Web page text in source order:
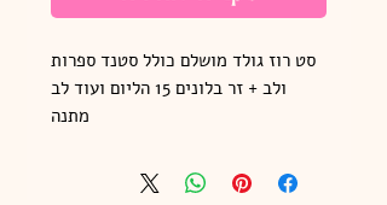
סט רוז גולד מושלם כולל סטנד ספרות
ולב + זר בלונים 15 הליום ועוד לב
מתנה